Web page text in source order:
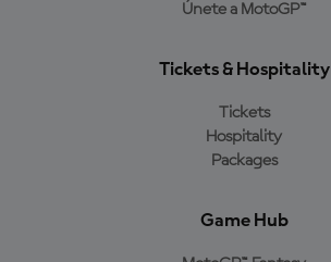
Únete a MotoGP™
Tickets & Hospitality
Tickets
Hospitality
Packages
Game Hub